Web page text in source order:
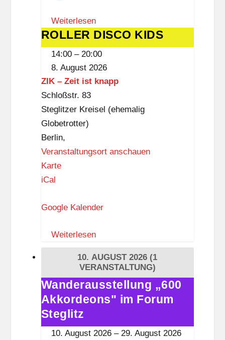
m
s
d
o
f
D
ü
p
p
e
Weiterlesen
ROLLER
DISCO
KIDS
ROLLER DISCO KIDS
14:00 – 20:00
8. August 2026
ZIK – Zeit ist knapp
Schloßstr. 83
Steglitzer Kreisel (ehemalig
Globetrotter)
Berlin,
Veranstaltungsort anschauen
KarteZ
–
e
i
i
t
k
n
iCal
Google Kalender
Weiterlesen
10. AUGUST 2026 (1
VERANSTALTUNG)
Wanderausstellung
„600
Akkordeons"
im
Wanderausstellung „600
Akkordeons" im Forum
Steglitz
10. August 2026 – 29. August 2026